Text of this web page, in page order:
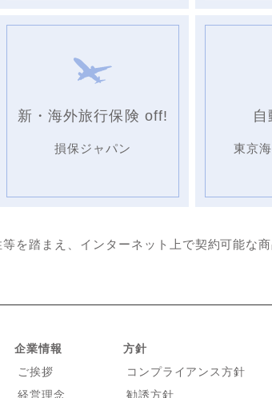
新・海外旅行保険 off!
損保ジャパン 東京
を踏まえ、インターネット上で契約可能な
企業情報
ご挨拶
経営理念
方針
コンプライアンス方針
勧誘方針